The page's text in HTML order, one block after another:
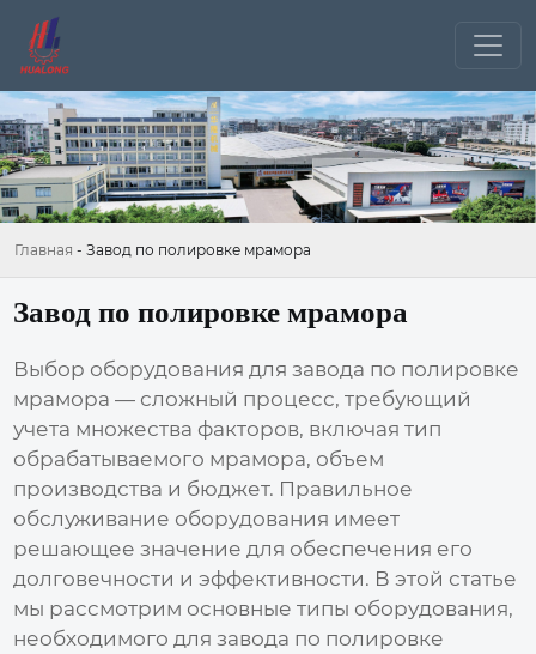
Главная - Завод по полировке мрамора
Завод по полировке мрамора
Выбор оборудования длязавода по полировке
мрамора — сложный процесс, требующий
учета множества факторов, включая тип
обрабатываемого мрамора, объем
производства и бюджет. Правильное
обслуживание оборудования имеет
решающее значение для обеспечения его
долговечности и эффективности. В этой статье
мы рассмотрим основные типы оборудования,
необходимого длязавода по полировке